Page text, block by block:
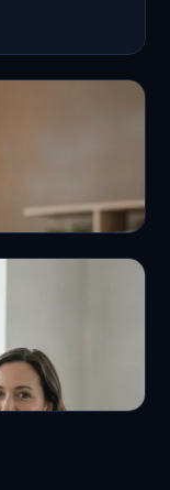
งบอย่างไรไม่
ไม่ต้องเฝ้า